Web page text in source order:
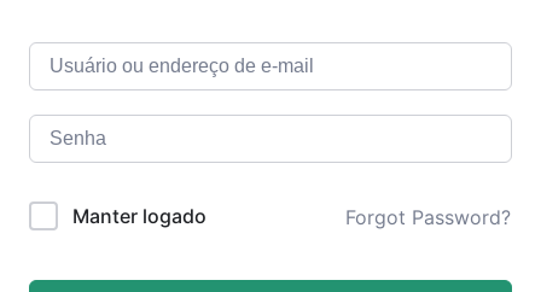
Manter logado Forgot Password?